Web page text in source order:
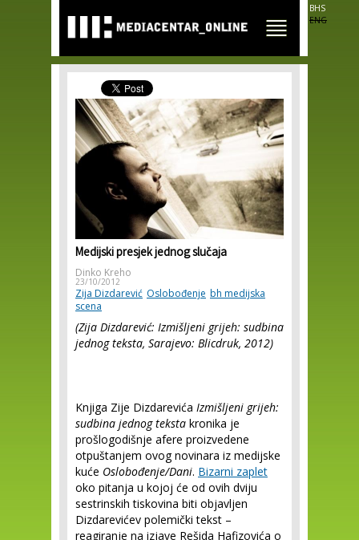
main
content
BHS
ENG
Medijski presjek jednog slučaja
Dinko Kreho
23/10/2012
Zija Dizdarević Oslobođenje bh medijska
scena
(Zija Dizdarević: Izmišljeni grijeh: sudbina
jednog teksta, Sarajevo: Blicdruk, 2012)
Knjiga Zije Dizdarevića Izmišljeni grijeh:
sudbina jednog teksta kronika je
prošlogodišnje afere proizvedene
otpuštanjem ovog novinara iz medijske
kuće Oslobođenje/Dani. Bizarni zaplet
oko pitanja u kojoj će od ovih dviju
sestrinskih tiskovina biti objavljen
Dizdarevićev polemički tekst –
reagiranje na izjave Rešida Hafizovića o